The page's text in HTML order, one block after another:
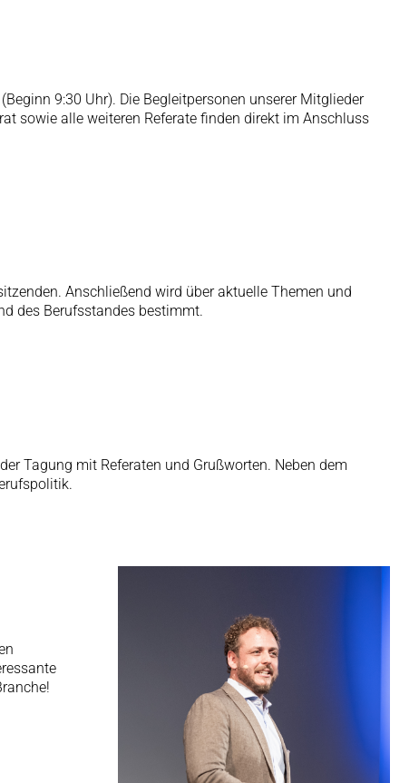
9:30 Uhr). Die Begleitpersonen unserer Mitglieder
sowie alle weiteren Referate finden direkt im Anschluss
Anschließend wird über aktuelle Themen und
des Berufsstandes bestimmt.
Tagung mit Referaten und Grußworten. Neben dem